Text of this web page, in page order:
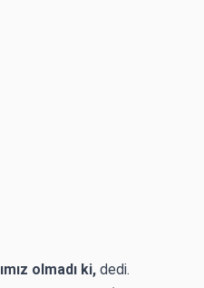
olmadı ki, dedi.